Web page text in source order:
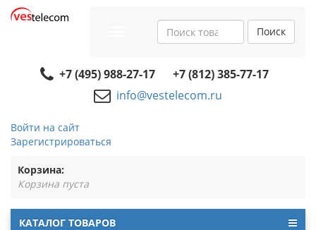
navigation
Поиск
+7 (495) 988-27-17
+7 (812) 385-77-17
info@vestelecom.ru
Войти на сайт
Зарегистрироваться
Корзина:
Корзина пуста
КАТАЛОГ ТОВАРОВ